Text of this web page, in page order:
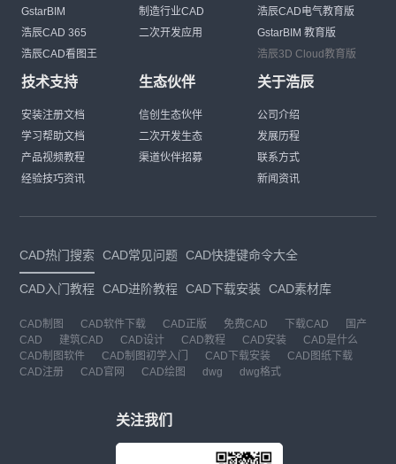
GstarBIM
浩辰CAD 365
浩辰CAD看图王
制造行业CAD
二次开发应用
浩辰CAD电气教育版
GstarBIM 教育版
浩辰3D Cloud教育版
技术支持
安装注册文档
学习帮助文档
产品视频教程
经验技巧资讯
生态伙伴
信创生态伙伴
二次开发生态
渠道伙伴招募
关于浩辰
公司介绍
发展历程
联系方式
新闻资讯
CAD热门搜索 CAD常见问题 CAD快捷键命令大全
CAD入门教程 CAD进阶教程 CAD下载安装 CAD素材库
CAD制图 CAD软件下载 CAD正版 免费CAD 下载CAD
国产
CAD
建筑CAD CAD设计 CAD教程 CAD安装
CAD是什么
CAD制图软件
CAD制图初学入门 CAD下载安装
CAD图纸下载
CAD注册
CAD官网 CAD绘图 dwg dwg格式
关注我们